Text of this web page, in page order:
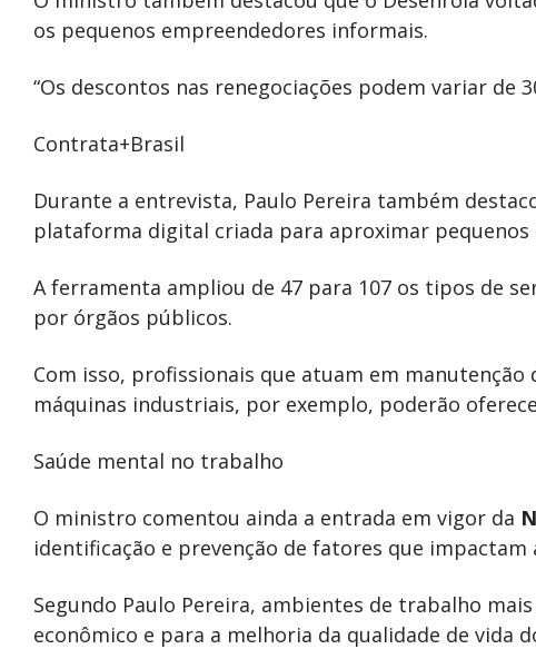
os pequenos empreendedores informais.
“Os descontos nas renegociações podem variar de
Contrata+Brasil
Durante a entrevista, Paulo Pereira também
plataforma digital criada para aproximar
A ferramenta ampliou de 47 para 107 os tipos de
por órgãos públicos.
Com isso, profissionais que atuam em
máquinas industriais, por exemplo, poderão
Saúde mental no trabalho
O ministro comentou ainda a entrada em vigor da
identificação e prevenção de fatores que
Segundo Paulo Pereira, ambientes de trabalho
econômico e para a melhoria da qualidade de vida